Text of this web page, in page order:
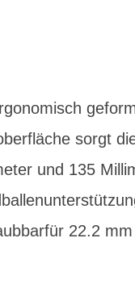
sorgt
und 135
22.2